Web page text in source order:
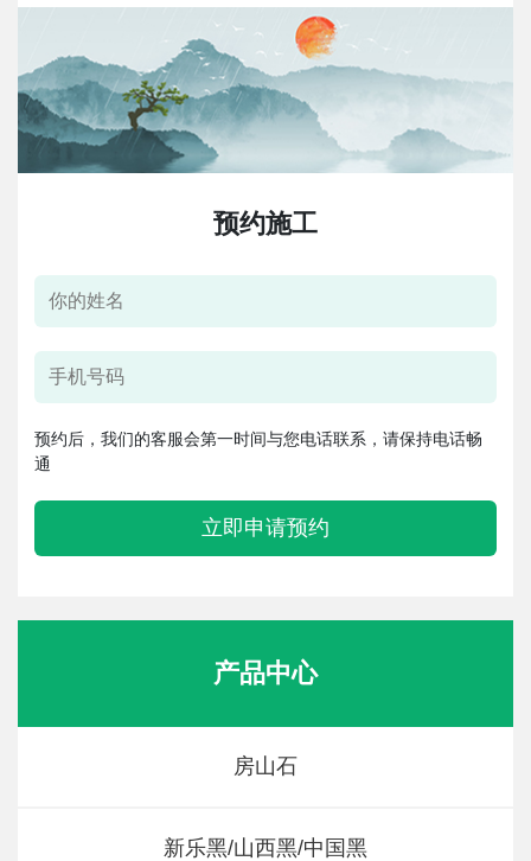
预约施工
预约后，我们的客服会第一时间与您电话联系，请保持电话畅
通
立即申请预约
产品中心
房山石
新乐黑/山西黑/中国黑